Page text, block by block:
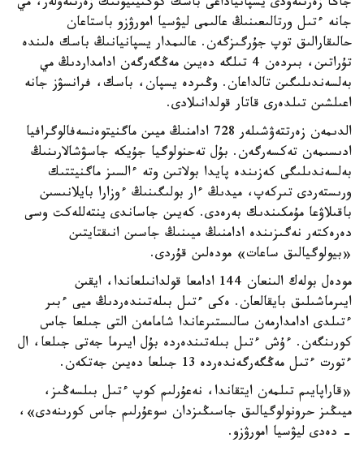
جانە ءتىل ورتالىعىنىڭ عالىمى ليۋسيا امورۋزو باستاعان
حالىقارالىق توپ جۇرگىزگەن. عالىمدار يسپانيانىڭ باسك ەلىندە
تۇراتىن، بىردەن 4 تىلگە دەيىن مەڭگەرگەن ادامداردىڭ مي
بەلسەندىلىگىن تالداعان. وڭىردە يسپان، باسك، فرانسۋز جانە
اعىلشىن تىلدەرى قاتار قولدانىلادى.
الدىمەن زەرتتەۋشىلەر 728 ادامنىڭ ميىن ماگنيتوەنسەفالوگرافيا
ادىسىمەن تەكسەرگەن. بۇل تەحنولوگيا جۇيكە جاسۋشالارىنىڭ
بەلسەندىلىگى كەزىندە پايدا بولاتىن وتە ءالسىز ماگنيتتىك
ورىستەردى تىركەپ، ميدىڭ ءار بولىگىنىڭ ءوزارا بايلانىسىن
باقىلاۋعا مۇمكىندىك بەرەدى. كەيىن جاساندى ينتەللەكت وسى
دەرەكتەر نەگىزىندە ادامنىڭ ميىنىڭ جاسىن انىقتايتىن
«بيولوگيالىق ساعات» مودەلىن قۇردى.
مودەل بولەك الىنعان 144 ادامعا قولدانىلعاندا، ايقىن
ايىرماشىلىق بايقالعان. ەكى ءتىل بىلەتىندەردىڭ ميى ءبىر
ءتىلدى ادامدارمەن سالىستىرعاندا شامامەن التى جىلعا جاس
كورىنگەن. ءۇش ءتىل بىلەتىندەردە بۇل ايىرما جەتى جىلعا، ال
ءتورت ءتىل مەڭگەرگەندەردە 13 جىلعا دەيىن جەتكەن.
«قاراپايىم تىلمەن ايتقاندا، نەعۇرلىم كوپ ءتىل بىلسەڭىز،
ميىڭىز حرونولوگيالىق جاسىڭىزدان سوعۇرلىم جاس كورىنەدى»،
- دەدى ليۋسيا امورۋزو.